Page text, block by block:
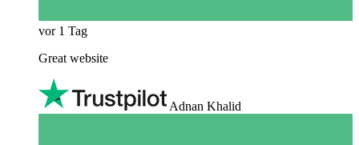
vor 1 Tag
Great website
Adnan Khalid